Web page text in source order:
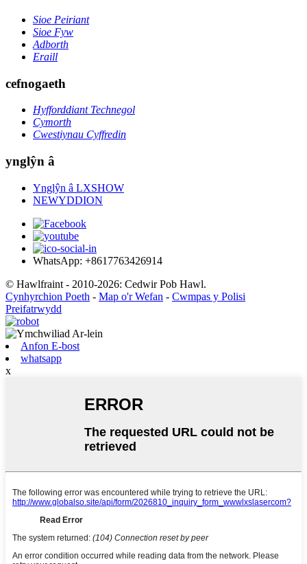
Sioe Peiriant
Sioe Fyw
Adborth
Eraill
cefnogaeth
Hyfforddiant Technegol
Cymorth
Cwestiynau Cyffredin
ynglŷn â
Ynglŷn â LXSHOW
NEWYDDION
WhatsApp: +8617763426914
© Hawlfraint - 2010-2026: Cedwir Pob Hawl.
Cynhyrchion Poeth - Map o'r Wefan - Cwmpas y Polisi
Preifatrwydd
Anfon E-bost
whatsapp
x